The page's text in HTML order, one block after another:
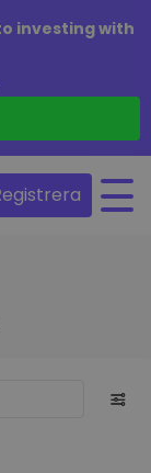
investing with